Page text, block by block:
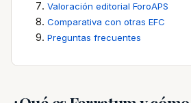
Valoración editorial ForoAPS
Comparativa con otras EFC
Preguntas frecuentes